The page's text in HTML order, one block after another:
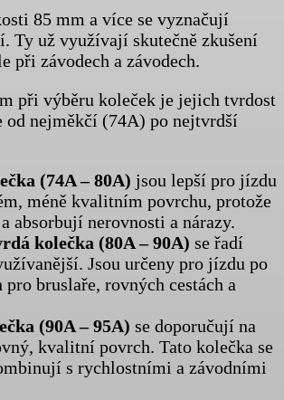
85 mm a více se vyznačují
Ty už využívají skutečně zkušení
při závodech a závodech.
při výběru koleček je jejich tvrdost
od nejměkčí (74A) po nejtvrdší
(74A – 80A) jsou lepší pro jízdu
méně kvalitním povrchu, protože
absorbují nerovnosti a nárazy.
kolečka (80A – 90A) se řadí
Jsou určeny pro jízdu po
bruslaře, rovných cestách a
(90A – 95A) se doporučují na
kvalitní povrch. Tato kolečka se
s rychlostními a závodními